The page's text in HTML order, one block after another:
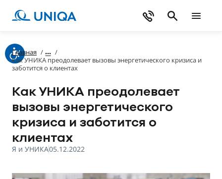
Главная /
/
Как УНИКА преодолевает вызовы энергетического кризиса и
заботится о клиентах
Как УНИКА преодолевает
вызовы энергетического
кризиса и заботится о
клиентах
Я и УНИКА05.12.2022